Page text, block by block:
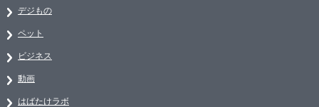
デジもの
ペット
ビジネス
動画
はばたけラボ